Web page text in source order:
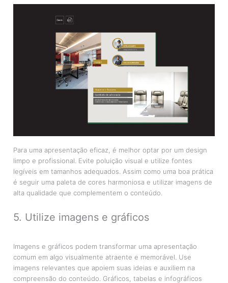
Para uma apresentação eficaz, é melhor optar por um design
limpo e profissional. Evite poluição visual e utilize fontes
legíveis em tamanhos adequados. Assim como uma boa prática
é seguir uma paleta de cores harmoniosa e utilizar imagens de
alta qualidade que complementem o conteúdo.
5. Utilize imagens e gráficos
Imagens e gráficos podem transformar uma apresentação
comum em algo visualmente atraente e memorável. Use
imagens relevantes que apoiem suas ideias e auxiliem na
compreensão do conteúdo. Gráficos, tabelas e infográficos